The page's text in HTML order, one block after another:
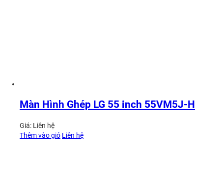
Màn Hình Ghép LG 55 inch 55VM5J-H
Giá: Liên hệ
Thêm vào giỏ Liên hệ